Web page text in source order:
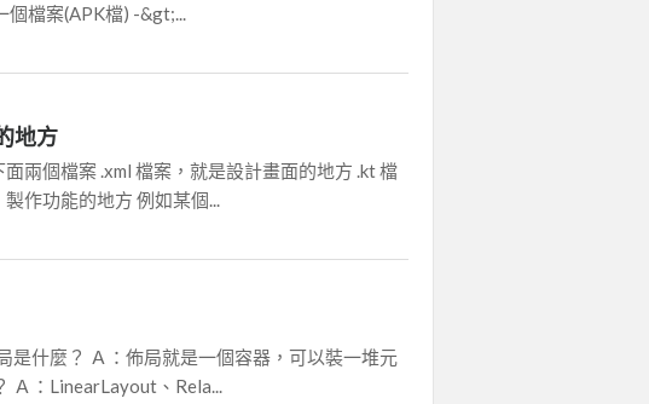
檔案(APK檔) -&gt;...
地方
兩個檔案 .xml 檔案，就是設計畫面的地方 .kt 檔
作功能的地方 例如某個...
是什麼？ Ａ：佈局就是一個容器，可以裝一堆元
：LinearLayout、Rela...